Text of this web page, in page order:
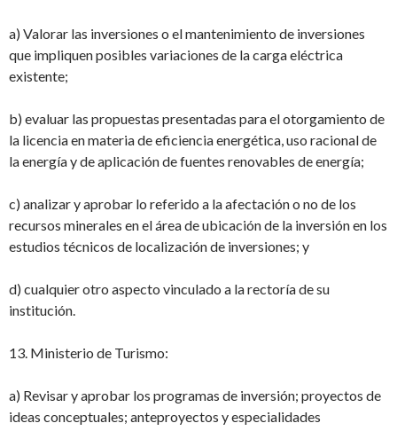
a) Valorar las inversiones o el mantenimiento de inversiones
que impliquen posibles variaciones de la carga eléctrica
existente;
b) evaluar las propuestas presentadas para el otorgamiento de
la licencia en materia deeficiencia energética, uso racional de
la energía y de aplicación de fuentes renovables de energía;
c) analizar y aprobar lo referido a la afectación o no de los
recursos minerales en el áreade ubicación de la inversión en los
estudios técnicos de localización de inversiones; y
d) cualquier otro aspecto vinculado a la rectoría de su
institución.
13. Ministerio de Turismo:
a) Revisar y aprobar los programas de inversión; proyectos de
ideas conceptuales; anteproyectos y especialidades